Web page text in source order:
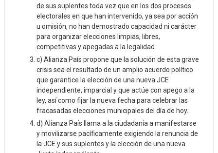
de sus suplentes toda vez que en los dos procesos
electorales en que han intervenido, ya sea por acción
u omisión, no han demostrado capacidad ni carácter
para organizar elecciones limpias, libres,
competitivas y apegadas a la legalidad.
c) Alianza País propone que la solución de esta grave
crisis sea el resultado de un amplio acuerdo político
que garantice la elección de una nueva JCE
independiente, imparcial y que actúe con apego a la
ley, así como fijar la nueva fecha para celebrar las
fracasadas elecciones municipales del día de hoy.
d) Alianza País llama a la ciudadanía a manifestarse
y movilizarse pacíficamente exigiendo la renuncia de
la JCE y sus suplentes y la elección de una nueva